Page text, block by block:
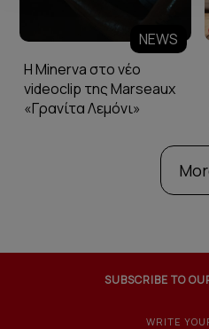
NEWS
Η Minerva στο νέο
videoclip της Marseaux
«Γρανίτα Λεμόνι»
SUBSCRIBE TO